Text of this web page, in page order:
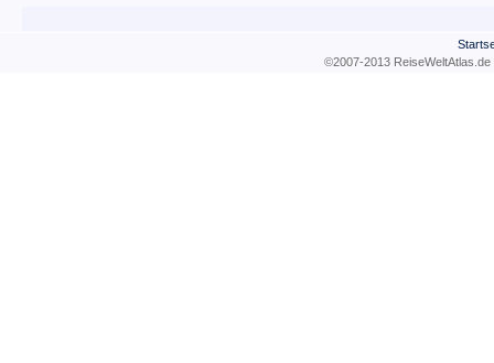
©2007-2013